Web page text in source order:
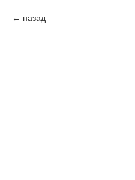
назад